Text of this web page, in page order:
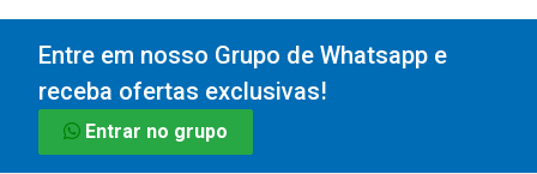
Entre em nosso Grupo de Whatsapp e
receba ofertas exclusivas!
Entrar no grupo